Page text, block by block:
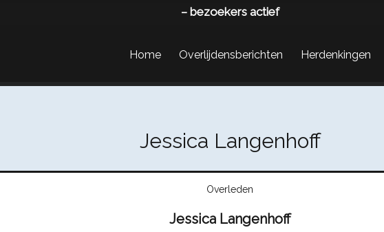
– bezoekers actief
Home Overlijdensberichten Herdenkingen
Jessica Langenhoff
Overleden
Jessica Langenhoff